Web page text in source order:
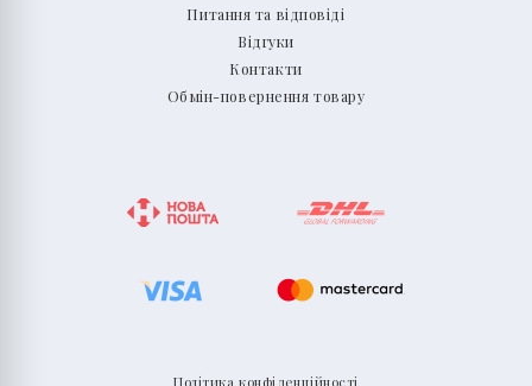
Питання та відповіді
Відгуки
Контакти
Обмін-повернення товару
Політика конфіденційності